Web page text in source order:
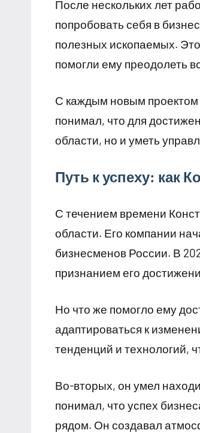
После нескольких лет
попробовать себя в
полезных ископаемых.
помогли ему преодолеть
С каждым новым проектом
понимал, что для
области, но и уметь
Путь к успеху: как
С течением времени
области. Его компании
бизнесменов России. В
признанием его
Но что же помогло ему
адаптироваться к
тенденций и технологий,
Во-вторых, он умел
понимал, что успех
рядом. Он создавал